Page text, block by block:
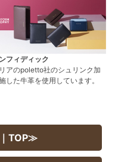
フィディック
アのpoletto社のシュリンク加
した牛革を使用しています。
TOP≫